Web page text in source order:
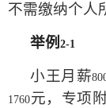
不需缴纳个人
举例 2-1
小王月薪
1760元，专项